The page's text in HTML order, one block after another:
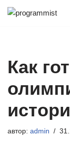
Как
автор: admin